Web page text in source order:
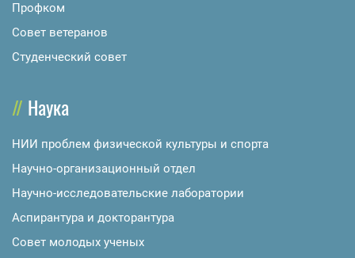
Профком
Совет ветеранов
Студенческий совет
Наука
НИИ проблем физической культуры и спорта
Научно-организационный отдел
Научно-исследовательские лаборатории
Аспирантура и докторантура
Совет молодых ученых